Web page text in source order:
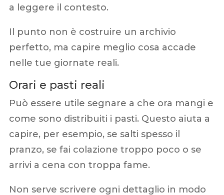
a leggere il contesto.
Il punto non è costruire un archivio
perfetto, ma capire meglio cosa accade
nelle tue giornate reali.
Orari e pasti reali
Può essere utile segnare a che ora mangi e
come sono distribuiti i pasti. Questo aiuta a
capire, per esempio, se salti spesso il
pranzo, se fai colazione troppo poco o se
arrivi a cena con troppa fame.
Non serve scrivere ogni dettaglio in modo